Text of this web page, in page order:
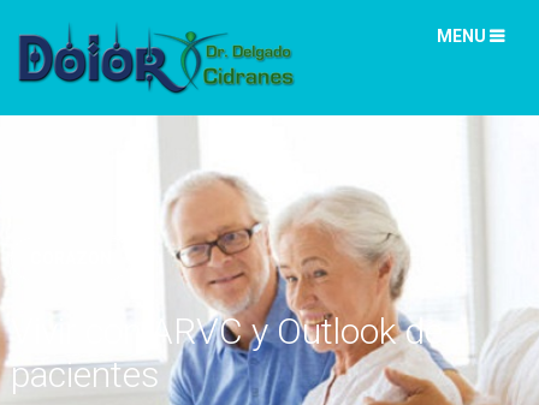
MENU
Vivir con ARVC y Outlook de
pacientes